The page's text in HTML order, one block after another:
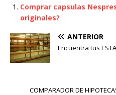
Comprar capsulas
originales?
ANTERIOR
Encuentra tus
COMPARADOR DE